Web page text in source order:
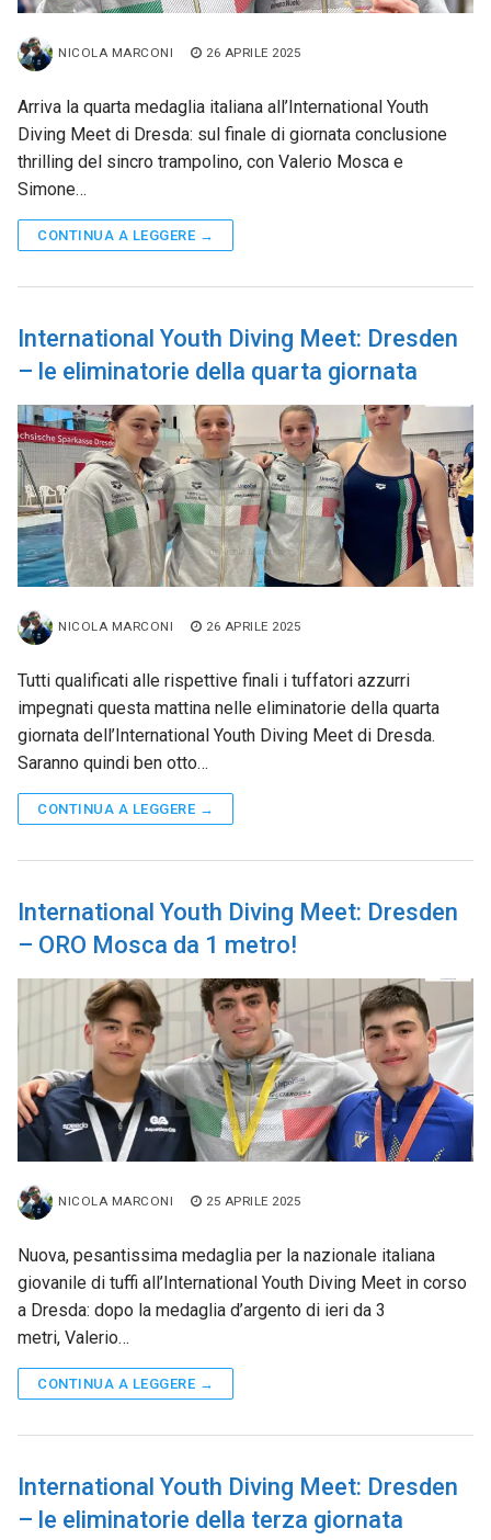
NICOLA MARCONI 26 APRILE 2025
Arriva la quarta medaglia italiana all’International Youth
Diving Meet di Dresda: sul finale di giornata conclusione
thrilling del sincro trampolino, con Valerio Mosca e
Simone…
CONTINUA A LEGGERE →
International Youth Diving Meet: Dresden
– le eliminatorie della quarta giornata
NICOLA MARCONI 26 APRILE 2025
Tutti qualificati alle rispettive finali i tuffatori azzurri
impegnati questa mattina nelle eliminatorie della quarta
giornata dell’International Youth Diving Meet di Dresda.
Saranno quindi ben otto…
CONTINUA A LEGGERE →
International Youth Diving Meet: Dresden
– ORO Mosca da 1 metro!
NICOLA MARCONI 25 APRILE 2025
Nuova, pesantissima medaglia per la nazionale italiana
giovanile di tuffi all’International Youth Diving Meet in corso
a Dresda: dopo la medaglia d’argento di ieri da 3
metri, Valerio…
CONTINUA A LEGGERE →
International Youth Diving Meet: Dresden
– le eliminatorie della terza giornata